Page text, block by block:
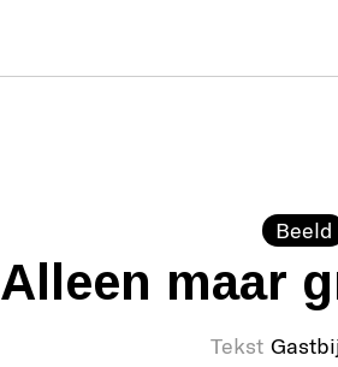
Beeld
Alleen maar
Tekst